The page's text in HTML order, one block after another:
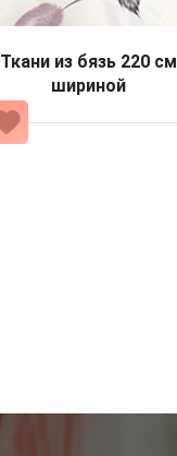
Ткани из бязь 220 см
шириной